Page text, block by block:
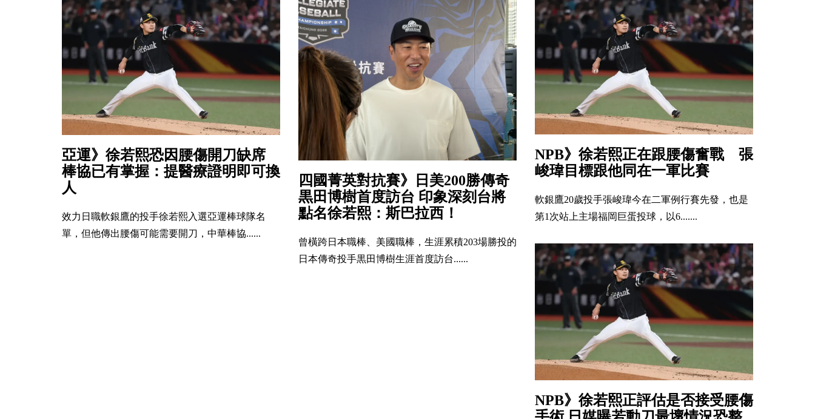
亞運》徐若熙恐因腰傷開刀缺席
棒協已有掌握：提醫療證明即可換
人
效力日職軟銀鷹的投手徐若熙入選亞運棒球隊名
單，但他傳出腰傷可能需要開刀，中華棒協......
四國菁英對抗賽》日美200勝傳奇
黒田博樹首度訪台 印象深刻台將
點名徐若熙：斯巴拉西！
曾橫跨日本職棒、美國職棒，生涯累積203場勝投的
日本傳奇投手黒田博樹生涯首度訪台......
NPB》徐若熙正在跟腰傷奮戰 張
峻瑋目標跟他同在一軍比賽
軟銀鷹20歲投手張峻瑋今在二軍例行賽先發，也是
第1次站上主場福岡巨蛋投球，以6.......
NPB》徐若熙正評估是否接受腰傷